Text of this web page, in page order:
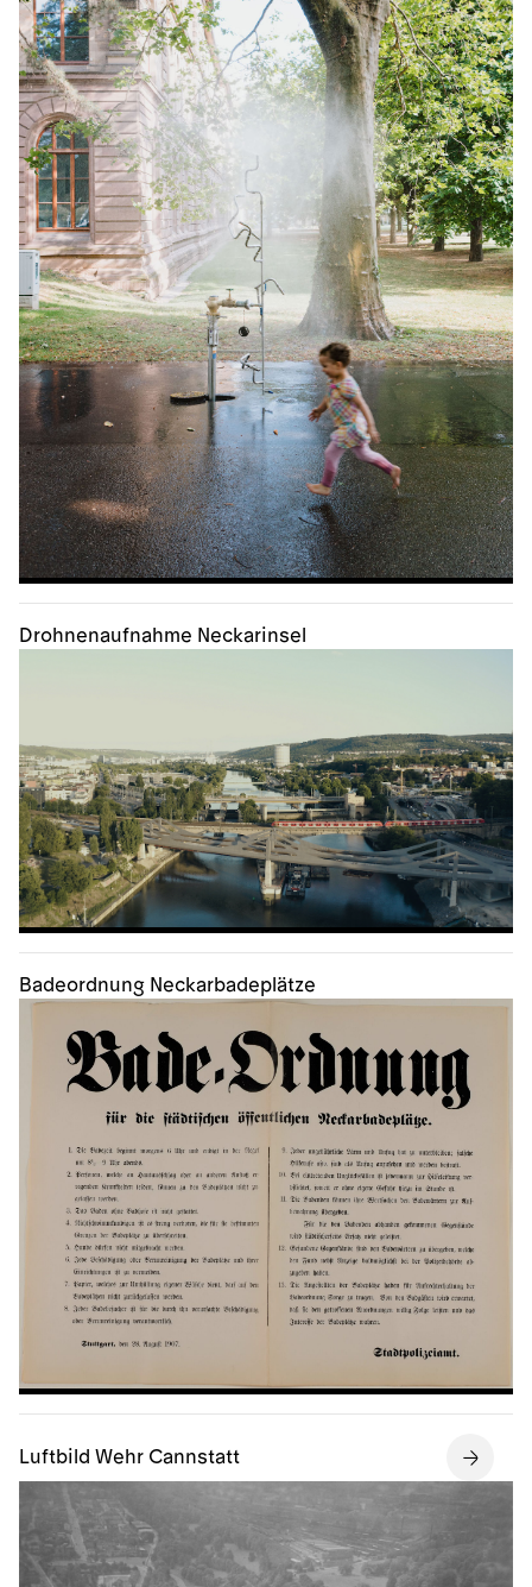
Drohnenaufnahme Neckarinsel
Badeordnung Neckarbadeplätze
Luftbild Wehr Cannstatt